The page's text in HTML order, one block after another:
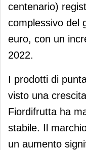
centenario)
complessivo del
euro, con un
2022.
I prodotti di
visto una
Fiordifrutta ha
stabile. Il
un aumento